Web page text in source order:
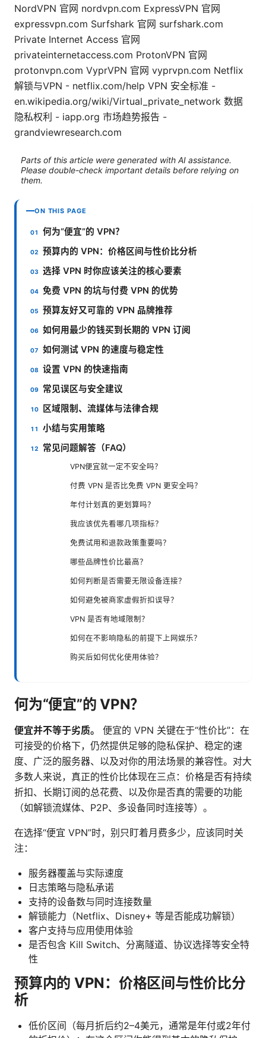
NordVPN 官网 nordvpn.com ExpressVPN 官网
expressvpn.com Surfshark 官网 surfshark.com
Private Internet Access 官网
privateinternetaccess.com ProtonVPN 官网
protonvpn.com VyprVPN 官网 vyprvpn.com Netflix
解锁与VPN - netflix.com/help VPN 安全标准 -
en.wikipedia.org/wiki/Virtual_private_network 数据
隐私权利 - iapp.org 市场趋势报告 -
grandviewresearch.com
Parts of this article were generated with AI assistance.
Please double-check important details before relying on
them.
ON THIS PAGE
何为“便宜”的 VPN？
预算内的 VPN：价格区间与性价比分析
选择 VPN 时你应该关注的核心要素
免费 VPN 的坑与付费 VPN 的优势
预算友好又可靠的 VPN 品牌推荐
如何用最少的钱买到长期的 VPN 订阅
如何测试 VPN 的速度与稳定性
设置 VPN 的快速指南
常见误区与安全建议
区域限制、流媒体与法律合规
小结与实用策略
常见问题解答（FAQ）
VPN便宜就一定不安全吗？
付费 VPN 是否比免费 VPN 更安全吗？
年付计划真的更划算吗？
我应该优先看哪几项指标？
免费试用和退款政策重要吗？
哪些品牌性价比最高？
如何判断是否需要无限设备连接？
如何避免被商家虚假折扣误导？
VPN 是否有地域限制？
如何在不影响隐私的前提下上网娱乐？
购买后如何优化使用体验？
何为“便宜”的 VPN？
便宜并不等于劣质。
便宜的 VPN 关键在于“性价比”：在
可接受的价格下，仍然提供足够的隐私保护、稳定的速
度、广泛的服务器、以及对你的用法场景的兼容性。对大
多数人来说，真正的性价比体现在三点：价格是否有持续
折扣、长期订阅的总花费、以及你是否真的需要的功能
（如解锁流媒体、P2P、多设备同时连接等）。
在选择“便宜 VPN”时，别只盯着月费多少，应该同时关
注：
服务器覆盖与实际速度
日志策略与隐私承诺
支持的设备数与同时连接数量
解锁能力（Netflix、Disney+ 等是否能成功解锁）
客户支持与应用使用体验
是否包含 Kill Switch、分离隧道、协议选择等安全特
性
预算内的 VPN：价格区间与性价比分
析
低价区间（每月折后约2–4美元，通常是年付或2年付